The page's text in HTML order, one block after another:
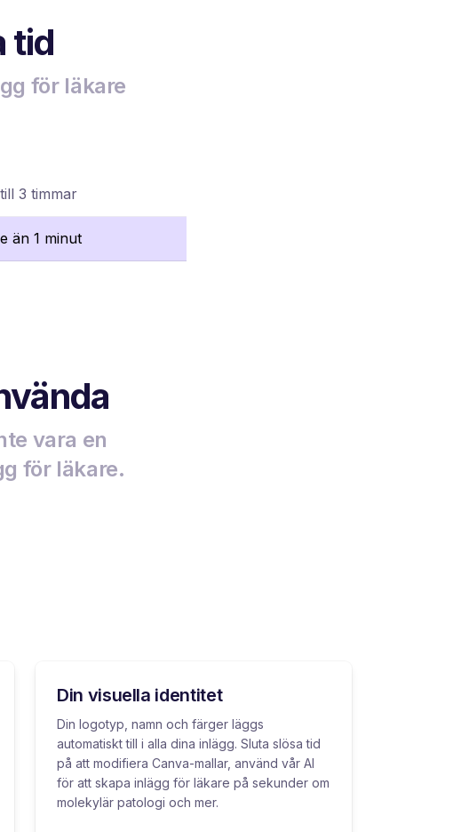
tid
för läkare
3 timmar
än 1 minut
vara en
för läkare.
Din visuella identitet
Din logotyp, namn och färger läggs
automatiskt till i alla dina inlägg. Sluta slösa tid
på att modifiera Canva-mallar, använd vår AI
för att skapa inlägg för läkare på sekunder om
molekylär patologi och mer.